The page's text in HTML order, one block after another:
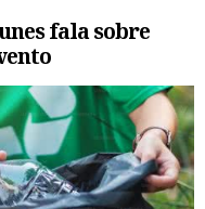
fala sobre